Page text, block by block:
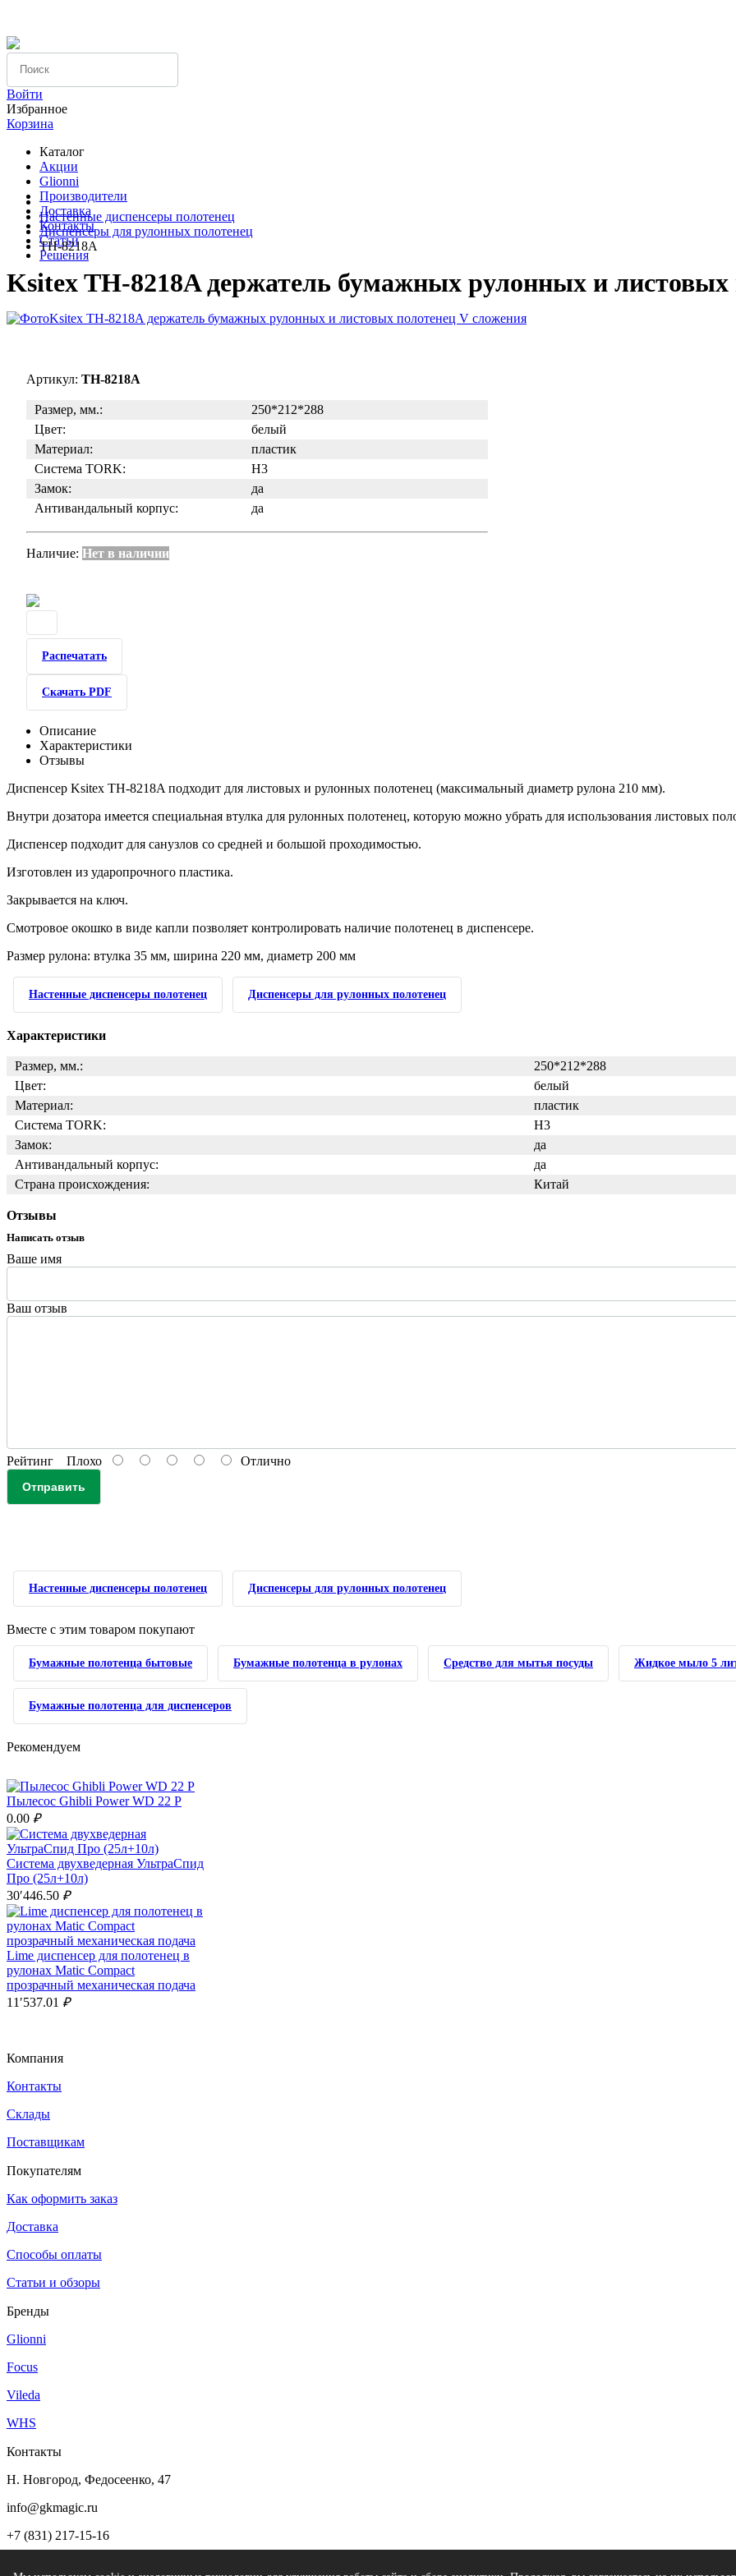
Войти
Избранное
Корзина
Каталог
Акции
Glionni
Производители
Доставка
Контакты
Статьи
Решения
Настенные диспенсеры полотенец
Диспенсеры для рулонных полотенец
TH-8218A
Ksitex TH-8218A держатель бумажных рулонных и листовых
Артикул: TH-8218A
Размер, мм.:
250*212*288
Цвет:
белый
Материал:
пластик
Система TORK:
H3
Замок:
да
Антивандальный корпус:
да
Наличие: Нет в наличии
Распечатать
Скачать PDF
Описание
Характеристики
Отзывы
Диспенсер Ksitex TH-8218A подходит для листовых и рулонных полотенец (максимальный диаметр рулона 210 мм).
Внутри дозатора имеется специальная втулка для рулонных полотенец, которую можно убрать для использования листовых
Диспенсер подходит для санузлов со средней и большой проходимостью.
Изготовлен из ударопрочного пластика.
Закрывается на ключ.
Смотровое окошко в виде капли позволяет контролировать наличие полотенец в диспенсере.
Размер рулона: втулка 35 мм, ширина 220 мм, диаметр 200 мм
Настенные диспенсеры полотенец Диспенсеры для рулонных полотенец
Характеристики
Размер, мм.:
250*212*288
Цвет:
белый
Материал:
пластик
Система TORK:
H3
Замок:
да
Антивандальный корпус:
да
Страна происхождения:
Китай
Отзывы
Написать отзыв
Ваше имя
Ваш отзыв
Рейтинг Плохо Отлично
Отправить
Настенные диспенсеры полотенец Диспенсеры для рулонных полотенец
Вместе с этим товаром покупают
Бумажные полотенца бытовые Бумажные полотенца в рулонах Средство для мытья посуды Жидкое мыло 5
Бумажные полотенца для диспенсеров
Рекомендуем
Пылесос Ghibli Power WD 22 P
0.00 ₽
Система двухведерная УльтраСпид
Про (25л+10л)
30′446.50 ₽
Lime диспенсер для полотенец в
рулонах Matic Compact
прозрачный механическая подача
11′537.01 ₽
Компания
Контакты
Склады
Поставщикам
Покупателям
Как оформить заказ
Доставка
Способы оплаты
Статьи и обзоры
Бренды
Glionni
Focus
Vileda
WHS
Контакты
Н. Новгород, Федосеенко, 47
info@gkmagic.ru
+7 (831) 217-15-16